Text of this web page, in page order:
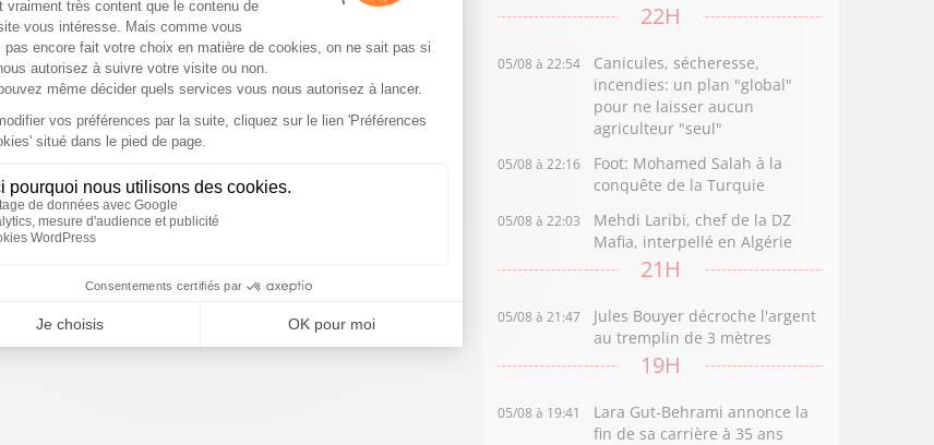
de cyberharcèlement
sur leur lieu de séjour
22H
05/08 à 22:54
Canicules, sécheresse,
incendies: un plan "global"
pour ne laisser aucun
agriculteur "seul"
05/08 à 22:16
Foot: Mohamed Salah à la
conquête de la Turquie
05/08 à 22:03
Mehdi Laribi, chef de la DZ
Mafia, interpellé en Algérie
21H
05/08 à 21:47
Jules Bouyer décroche l'argent
au tremplin de 3 mètres
19H
05/08 à 19:41
Lara Gut-Behrami annonce la
fin de sa carrière à 35 ans